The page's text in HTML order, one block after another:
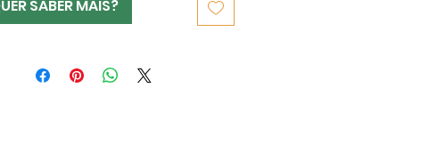
SABER MAIS?